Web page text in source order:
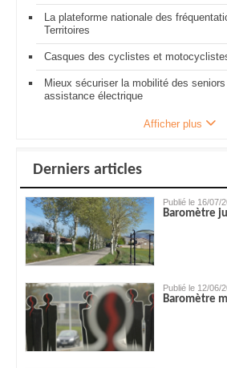
La plateforme nationale des
Territoires
Casques des cyclistes et
Mieux sécuriser la mobilité des
assistance électrique
Afficher plus
Derniers articles
Publié le 16/07/
Baromètre
Publié le 12/06/
Baromètre